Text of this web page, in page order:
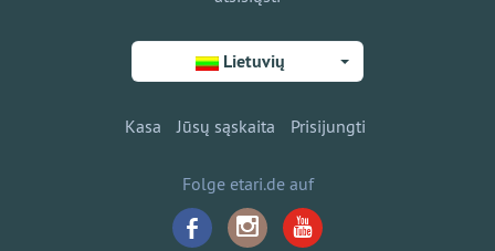
Lietuvių
Kasa Jūsų sąskaita Prisijungti
Folge etari.de auf